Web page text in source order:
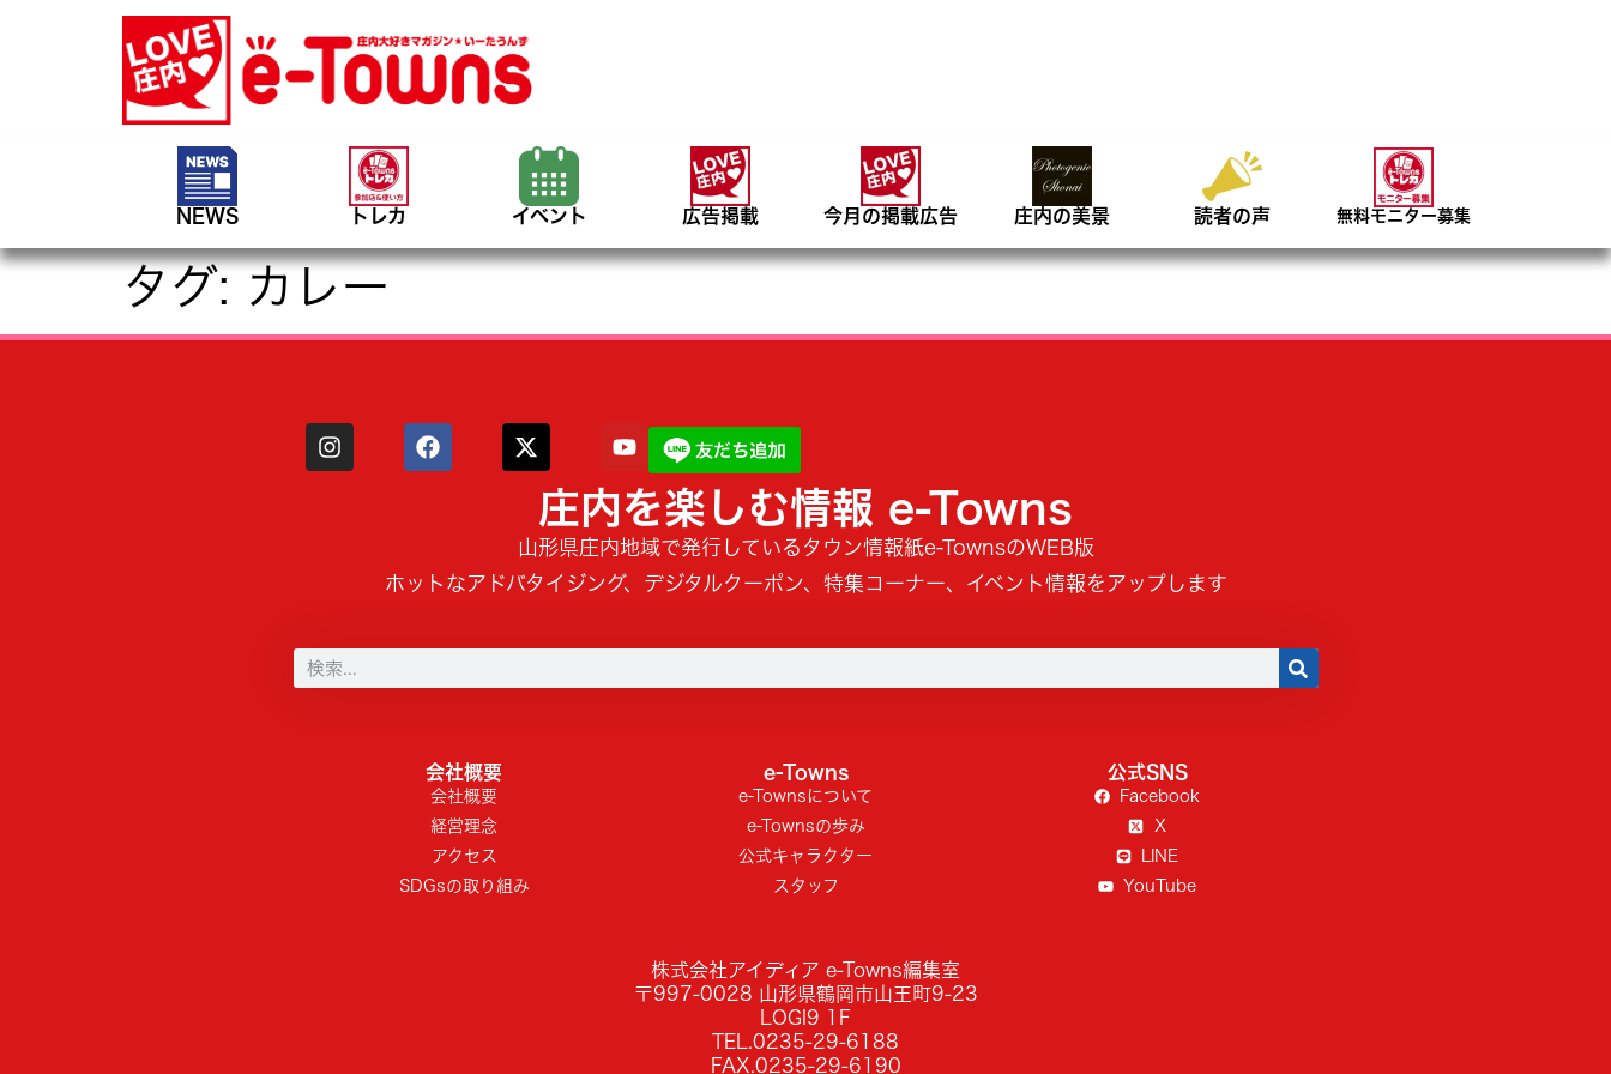
NEWS トレカ イベント 広告掲載 今月の掲載広告 庄内の美景 読者の声 無料モニター募集
タグ: カレー
庄内を楽しむ情報 e-Towns
山形県庄内地域で発行しているタウン情報紙e-TownsのWEB版
ホットなアドバタイジング、デジタルクーポン、特集コーナー、イベント情報をアップします
会社概要
会社概要
経営理念
アクセス
SDGsの取り組み
e-Towns
e-Townsについて
e-Townsの歩み
公式キャラクター
スタッフ
公式SNS
Facebook
X
LINE
YouTube
株式会社アイディア e-Towns編集室
〒997-0028 山形県鶴岡市山王町9-23
LOGI9 1F
TEL.0235-29-6188
FAX.0235-29-6190